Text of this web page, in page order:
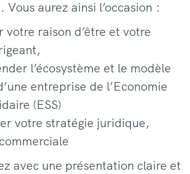
Vous aurez ainsi l’occasion :
votre raison d’être et votre
l’écosystème et le modèle
entreprise de l’Economie
(ESS)
votre stratégie juridique,
avec une présentation claire et